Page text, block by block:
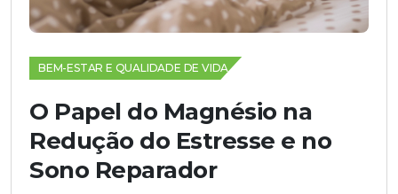
BEM-ESTAR E QUALIDADE DE VIDA
O Papel do Magnésio na
Redução do Estresse e no
Sono Reparador